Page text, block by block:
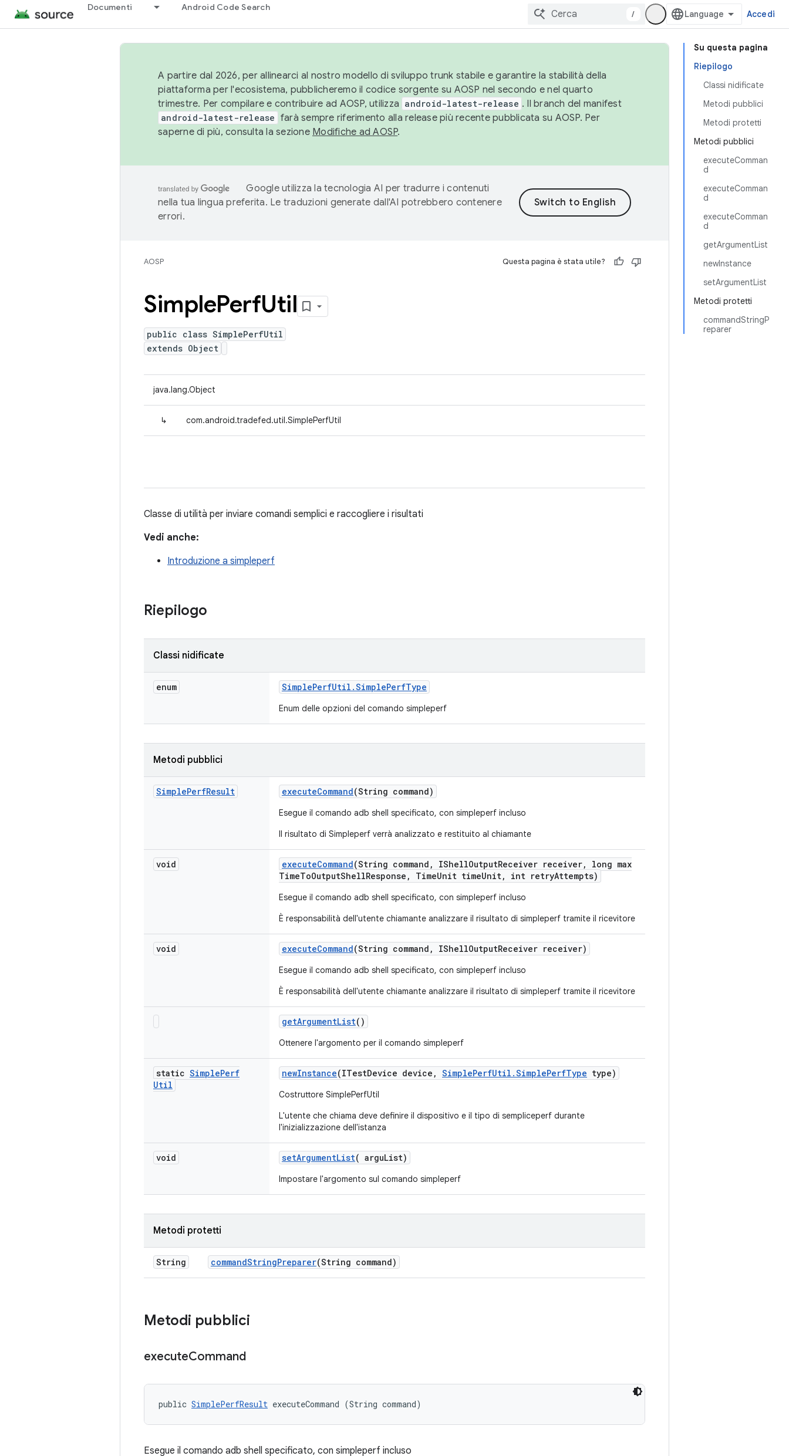
Documenti Android Code Search
/ Accedi
Su questa pagina
Riepilogo
Classi nidificate
Metodi pubblici
Metodi protetti
Metodi pubblici
executeComman
d
executeComman
d
executeComman
d
getArgumentList
newInstance
setArgumentList
Metodi protetti
commandStringP
reparer
A partire dal 2026, per allinearci al nostro modello di sviluppo trunk stabile e garantire la stabilità della
piattaforma per l'ecosistema, pubblicheremo il codice sorgente su AOSP nel secondo e nel quarto
trimestre. Per compilare e contribuire ad AOSP, utilizza android-latest-release . Il branch del manifest
android-latest-release farà sempre riferimento alla release più recente pubblicata su AOSP. Per
saperne di più, consulta la sezione Modifiche ad AOSP.
Google utilizza la tecnologia AI per tradurre i contenuti
nella tua lingua preferita. Le traduzioni generate dall'AI potrebbero contenere
errori.
AOSP Questa pagina è stata utile?
SimplePerfUtil
public class SimplePerfUtil
extends Object
java.lang.Object
↳ com.android.tradefed.util.SimplePerfUtil
Classe di utilità per inviare comandi semplici e raccogliere i risultati
Vedi anche:
Introduzione a simpleperf
Riepilogo
Classi nidificate
enum SimplePerfUtil .SimplePerfType
Enum delle opzioni del comando simpleperf
Metodi pubblici
SimplePerfResult executeCommand(String command)
Esegue il comando adb shell specificato, con simpleperf incluso
Il risultato di Simpleperf verrà analizzato e restituito al chiamante
void executeCommand(String command , IShellOutputReceiver receiver,
long max
TimeToOutputShellResponse , TimeUnit timeUnit, int retryAttempts)
Esegue il comando adb shell specificato, con simpleperf incluso
È responsabilità dell'utente chiamante analizzare il risultato di simpleperf tramite il ricevitore
void executeCommand(String command , IShellOutputReceiver receiver)
Esegue il comando adb shell specificato, con simpleperf incluso
È responsabilità dell'utente chiamante analizzare il risultato di simpleperf tramite il ricevitore
getArgumentList()
Ottenere l'argomento per il comando simpleperf
static SimplePerf
Util
newInstance(ITestDevice device , SimplePerfUtil .SimplePerfType type)
Costruttore SimplePerfUtil
L'utente che chiama deve definire il dispositivo e il tipo di sempliceperf durante
l'inizializzazione dell'istanza
void setArgumentList( arguList)
Impostare l'argomento sul comando simpleperf
Metodi protetti
String commandStringPreparer(String command)
Metodi pubblici
executeCommand
public SimplePerfResult executeCommand (String command)
Esegue il comando adb shell specificato, con simpleperf incluso